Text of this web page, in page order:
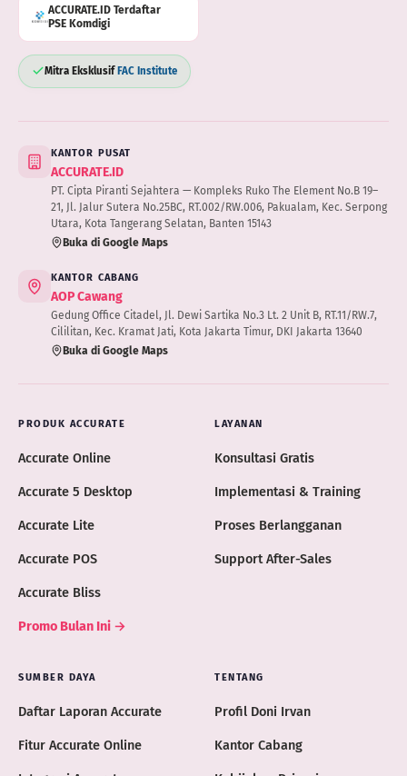
ACCURATE.ID Terdaftar
PSE Komdigi
Mitra EksklusifFAC Institute
KANTOR PUSAT
ACCURATE.ID
PT. Cipta Piranti Sejahtera — Kompleks Ruko The Element No.B 19–
21, Jl. Jalur Sutera No.25BC, RT.002/RW.006, Pakualam, Kec. Serpong
Utara, Kota Tangerang Selatan, Banten 15143
Buka di Google Maps
KANTOR CABANG
AOP Cawang
Gedung Office Citadel, Jl. Dewi Sartika No.3 Lt. 2 Unit B, RT.11/RW.7,
Cililitan, Kec. Kramat Jati, Kota Jakarta Timur, DKI Jakarta 13640
Buka di Google Maps
PRODUK ACCURATE
Accurate Online
Accurate 5 Desktop
Accurate Lite
Accurate POS
Accurate Bliss
Promo Bulan Ini →
LAYANAN
Konsultasi Gratis
Implementasi & Training
Proses Berlangganan
Support After-Sales
SUMBER DAYA
Daftar Laporan Accurate
Fitur Accurate Online
TENTANG
Profil Doni Irvan
Kantor Cabang